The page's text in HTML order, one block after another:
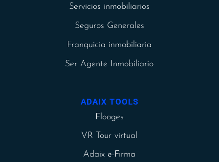
Servicios inmobiliarios
Seguros Generales
Franquicia inmobiliaria
Ser Agente Inmobiliario
ADAIX TOOLS
Flooges
VR Tour virtual
Adaix e-Firma